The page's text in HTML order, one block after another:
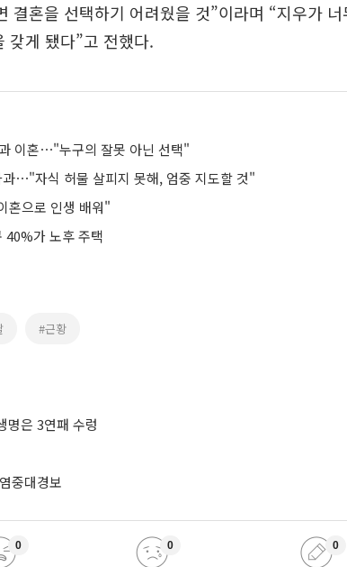
결혼을 선택하기 어려웠을 것”이라며 “지우가
갖게 됐다”고 전했다.
이혼⋯"누구의 잘못 아닌 선택"
과⋯"자식 허물 살피지 못해, 엄중 지도할 것"
혼으로 인생 배워"
40%가 노후 주택
#근황
은 3연패 수렁
중대경보
0 0 0